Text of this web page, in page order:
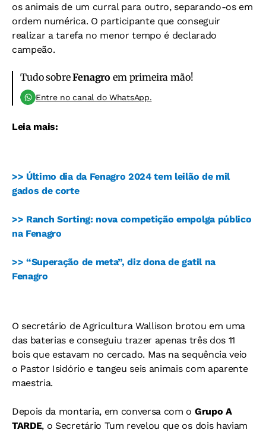
os animais de um curral para outro, separando-os em
ordem numérica. O participante que conseguir
realizar a tarefa no menor tempo é declarado
campeão.
Tudo sobreFenagro em primeira mão!
Entre no canal do WhatsApp.
Leia mais:
>> Último dia da Fenagro 2024 tem leilão de mil
gados de corte
>> Ranch Sorting: nova competição empolga público
na Fenagro
>> “Superação de meta”, diz dona de gatil na
Fenagro
O secretário de Agricultura Wallison brotou em uma
das baterias e conseguiu trazer apenas três dos 11
bois que estavam no cercado. Mas na sequência veio
o Pastor Isidório e tangeu seis animais com aparente
maestria.
Depois da montaria, em conversa com o Grupo A
TARDE, o Secretário Tum revelou que os dois haviam